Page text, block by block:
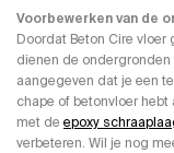
Voorbewerken van de
Doordat Beton Cire vloer
dienen de
aangegeven dat je een
chape of betonvloer
met de epoxy
verbeteren. Wil je nog